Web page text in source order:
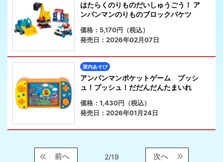
はたらくのりものだいしゅうごう！ ア
ンパンマンのりものブロックバケツ
価格：5,170円（税込）
発売日：2026年02月07日
室内あそび
アンパンマンポケットゲーム プッシ
ュ！プッシュ！だだんだんたまいれ
価格：1,430円（税込）
発売日：2026年01月24日
2/19
前へ 次へ